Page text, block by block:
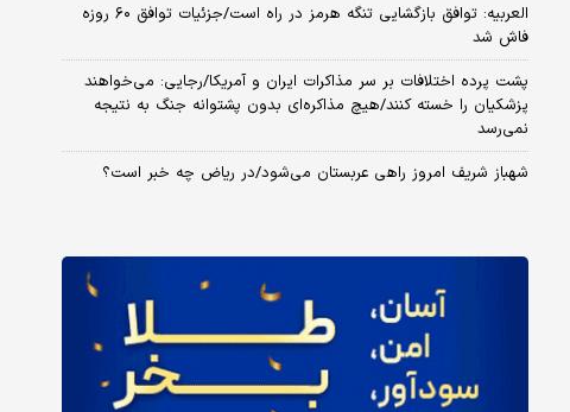
العربیه: توافق بازگشایی تنگه هرمز در راه است/جزئیات توافق ۶۰ روزه
فاش شد
پشت پرده اختلافات بر سر مذاکرات ایران و آمریکا/رجایی: می‌خواهند
پزشکیان را خسته کنند/هیچ مذاکره‌ای بدون پشتوانه جنگ به نتیجه
نمی‌رسد
شهباز شریف امروز راهی عربستان می‌شود/در ریاض چه خبر است؟